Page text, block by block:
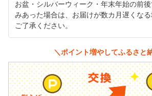
お盆・シルバーウィーク・年末年始の前
みあった場合は、お届けが数カ月遅くなる
ご了承ください。
＼ポイント増やしてふるさと